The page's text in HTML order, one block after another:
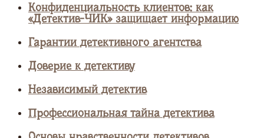
Конфиденциальность клиентов: как
«Детектив-ЧИК» защищает информацию
Гарантии детективного агентства
Доверие к детективу
Независимый детектив
Профессиональная тайна детектива